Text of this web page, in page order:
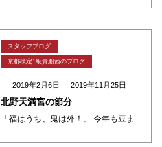
スタッフブログ
京都検定1級貴船茜のブログ
2019年2月6日 2019年11月25日
北野天満宮の節分